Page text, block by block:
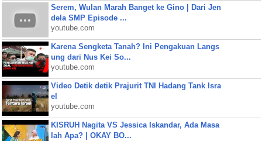
Serem, Wulan Marah Banget ke Gino | Dari Jen
dela SMP Episode ...
youtube.com
Karena Sengketa Tanah? Ini Pengakuan Langs
ung dari Nus Kei So...
youtube.com
Video Detik detik Prajurit TNI Hadang Tank Isra
el
youtube.com
KISRUH Nagita VS Jessica Iskandar, Ada Masa
lah Apa? | OKAY BO...